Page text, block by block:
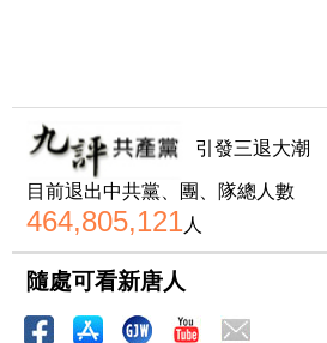
引發三退大潮
目前退出中共黨、團、隊總人數
464,805,121人
隨處可看新唐人